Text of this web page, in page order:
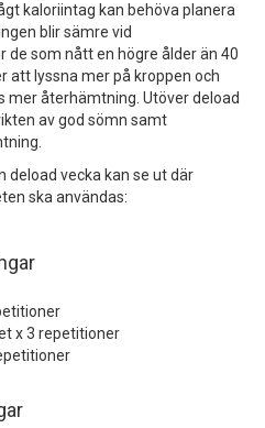
kaloriintag kan behöva planera
blir sämre vid
de som nått en högre ålder än 40
att lyssna mer på kroppen och
mer återhämtning. Utöver deload
av god sömn samt
deload vecka kan se ut där
ska användas:
x 3 repetitioner